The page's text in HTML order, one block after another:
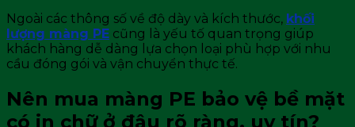
Ngoài các thông số về độ dày và kích thước, khối
lượng màng PE cũng là yếu tố quan trọng giúp
khách hàng dễ dàng lựa chọn loại phù hợp với nhu
cầu đóng gói và vận chuyển thực tế.
Nên mua màng PE bảo vệ bề mặt
có in chữ ở đâu rõ ràng, uy tín?